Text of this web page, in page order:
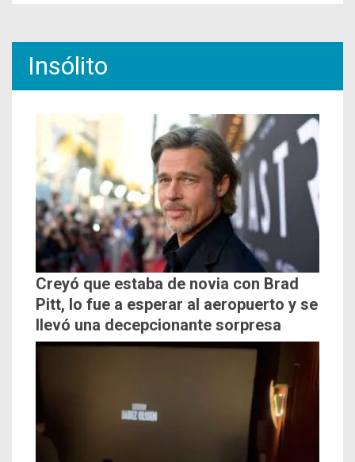
Insólito
Creyó que estaba de novia con Brad
Pitt, lo fue a esperar al aeropuerto y se
llevó una decepcionante sorpresa